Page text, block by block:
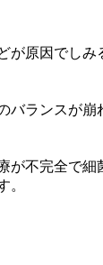
原因でし
ランスが
不完全で
。